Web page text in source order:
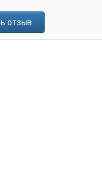
отзыв